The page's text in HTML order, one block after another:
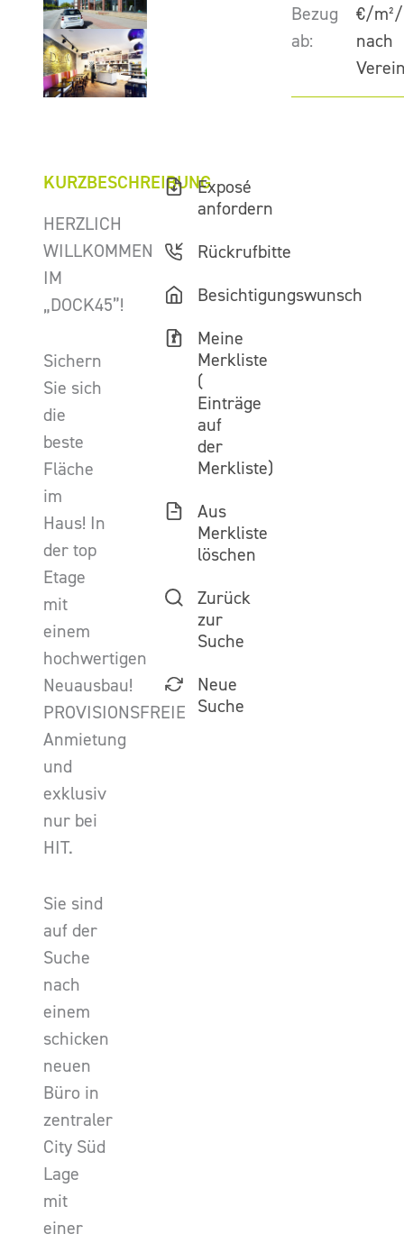
€/
Bezug
ab:
nach
KURZBESCHREIBUNG
HERZLICH
WILLKOMMEN
IM
„DOCK45”!
Sichern
Sie sich
die
beste
Fläche
im
Haus! In
der top
Etage
mit
einem
hochwertigen
Neuausbau!
PROVISIONSFREIE
Anmietung
und
exklusiv
nur bei
HIT.
Sie sind
auf der
Suche
nach
einem
schicken
neuen
Büro in
zentraler
City Süd
Lage
mit
einer
Exposé
anfordern
Rückrufbitte
Besichtigungswunsch
Meine
Merkliste
(
Einträge
auf
der
Merkliste)
Aus
Merkliste
löschen
Zurück
zur
Suche
Neue
Suche